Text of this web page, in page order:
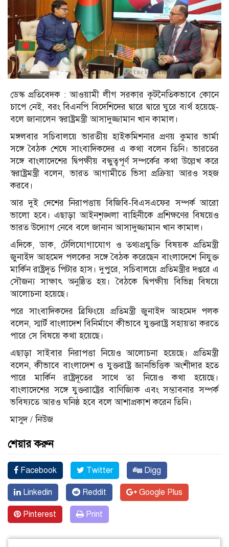
ডেস্ক প্রতিবেদক : আওয়ামী লীগ সরকার কূটনৈতিকভাবে কোনে
চাপে নেই, বরং বিএনপি বিদেশিদের দ্বারে দ্বারে ঘুরে ব্যর্থ হয়েছে-
বলে জানালেন স্বরাষ্ট্রমন্ত্রী আসাদুজ্জামান খান কামাল।
মঙ্গলবার সচিবালয়ে ভারতীয় হাইকমিশনার প্রণয় কুমার ভার্মা
সঙ্গে বৈঠক শেষে সাংবাদিকদের এ কথা বলেন তিনি। ভারতের
সঙ্গে বাংলাদেশের দ্বিপক্ষীয় বন্ধুত্বপূর্ণ সম্পর্কের কথা উল্লেখ করে
স্বরাষ্ট্রমন্ত্রী বলেন, ভারত আগামীতে ভিসা প্রক্রিয়া আরও সহজ
করবে।
আর দুই দেশের নিরাপত্তায় বিজিবি-বিএসএফের সম্পর্ক আরো
ভালো হবে। এছাড়া আইনশৃঙ্খলা বাহিনীকে প্রশিক্ষণের বিষয়েও
ভারত উদ্যোগ নেবে বলে জানান আসাদুজ্জামান খান কামাল।
এদিকে, ডাক, টেলিযোগাযোগ ও তথ্যপ্রযুক্তি বিষয়ক প্রতিমন্ত্রী
জুনাইদ আহমেদ পলকের সঙ্গে বৈঠক করেছেন বাংলাদেশে নিযুক্ত
মার্কিন রাষ্ট্রদূত পিটার হাস। দুপুরে, সচিবালয়ে প্রতিমন্ত্রীর দপ্তরে এ
সৌজন্য সাক্ষাৎ অনুষ্ঠিত হয়। বৈঠকে দ্বিপক্ষীয় বিভিন্ন বিষয়ে
আলোচনা হয়েছে।
পরে সাংবাদিকদের ব্রিফিংয়ে প্রতিমন্ত্রী জুনাইদ আহমেদ পলক
বলেন, স্মার্ট বাংলাদেশ বিনির্মাণে কীভাবে যুক্তরাষ্ট্র সহায়তা করতে
পারে সে বিষয়ে কথা হয়েছে।
এছাড়া সাইবার নিরাপত্তা নিয়েও আলোচনা হয়েছে। প্রতিমন্ত্রী
বলেন, কীভাবে বাংলাদেশ ও যুক্তরাষ্ট্র জ্ঞানভিত্তিক অংশীদার হতে
পারে মার্কিন রাষ্ট্রদূতের সাথে তা নিয়েও কথা হয়েছে।
বাংলাদেশের সঙ্গে যুক্তরাষ্ট্রের বাণিজ্যিক এবং সম্ভাবনার সম্পর্ক
ভবিষ্যতে আরও ঘনিষ্ঠ হবে বলে আশাপ্রকাশ করেন তিনি।
মাসুদ / নিউজ
শেয়ার করুন
Facebook Twitter Digg
Linkedin Reddit Google Plus
Pinterest Print